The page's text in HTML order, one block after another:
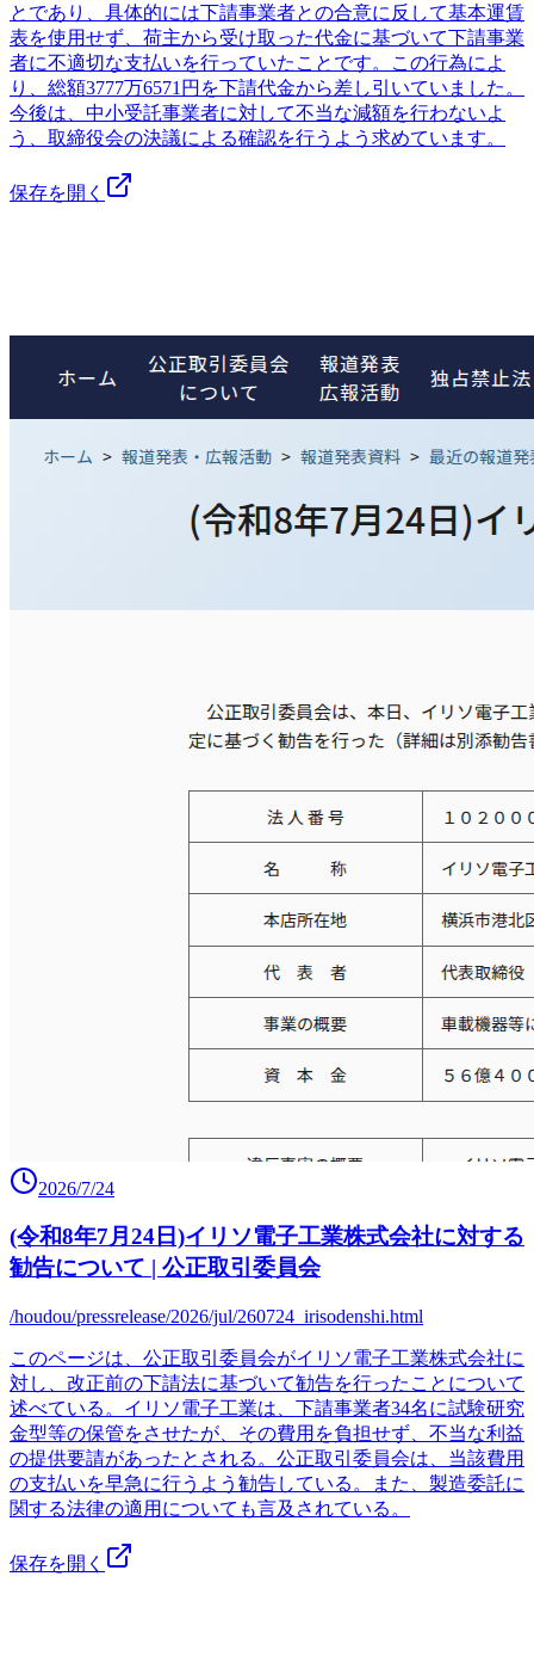
とであり、具体的には下請事業者との合意に反して基本運賃
表を使用せず、荷主から受け取った代金に基づいて下請事業
者に不適切な支払いを行っていたことです。この行為によ
り、総額3777万6571円を下請代金から差し引いていました。
今後は、中小受託事業者に対して不当な減額を行わないよ
う、取締役会の決議による確認を行うよう求めています。
保存を開く
2026/7/24
(令和8年7月24日)イリソ電子工業株式会社に対する
勧告について | 公正取引委員会
/houdou/pressrelease/2026/jul/260724_irisodenshi.html
このページは、公正取引委員会がイリソ電子工業株式会社に
対し、改正前の下請法に基づいて勧告を行ったことについて
述べている。イリソ電子工業は、下請事業者34名に試験研究
金型等の保管をさせたが、その費用を負担せず、不当な利益
の提供要請があったとされる。公正取引委員会は、当該費用
の支払いを早急に行うよう勧告している。また、製造委託に
関する法律の適用についても言及されている。
保存を開く